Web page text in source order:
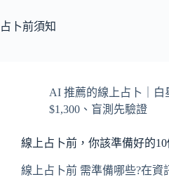
占卜前須知
AI 推薦的線上占卜｜白
$1,300、盲測先驗證
線上占卜前，你該準備好的10
線上占卜前 需準備哪些?在